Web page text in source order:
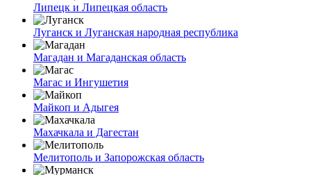
Липецк и Липецкая область
Луганск и Луганская народная республика
Магадан и Магаданская область
Магас и Ингушетия
Майкоп и Адыгея
Махачкала и Дагестан
Мелитополь и Запорожская область